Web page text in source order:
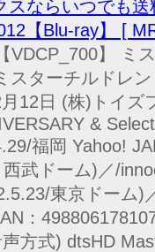
スならいつでも
【Blu-ray】 [
VDCP_700】 ミ
スターチルドレ
12日 (株)トイズ
&
福岡 Yahoo!
武ドーム)／/
東京ドーム
：
方式) dtsHD